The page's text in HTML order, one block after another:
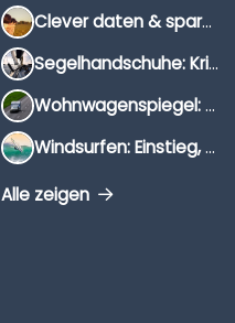
Clever daten & sparen: So findest du die besten Deals für Dates und Unternehmungen
Segelhandschuhe: Kriterien, Materialien & Tipps
Wohnwagenspiegel: Auswahl, Preise & Montage
Windsurfen: Einstieg, Ausrüstung & Tipps
Alle zeigen